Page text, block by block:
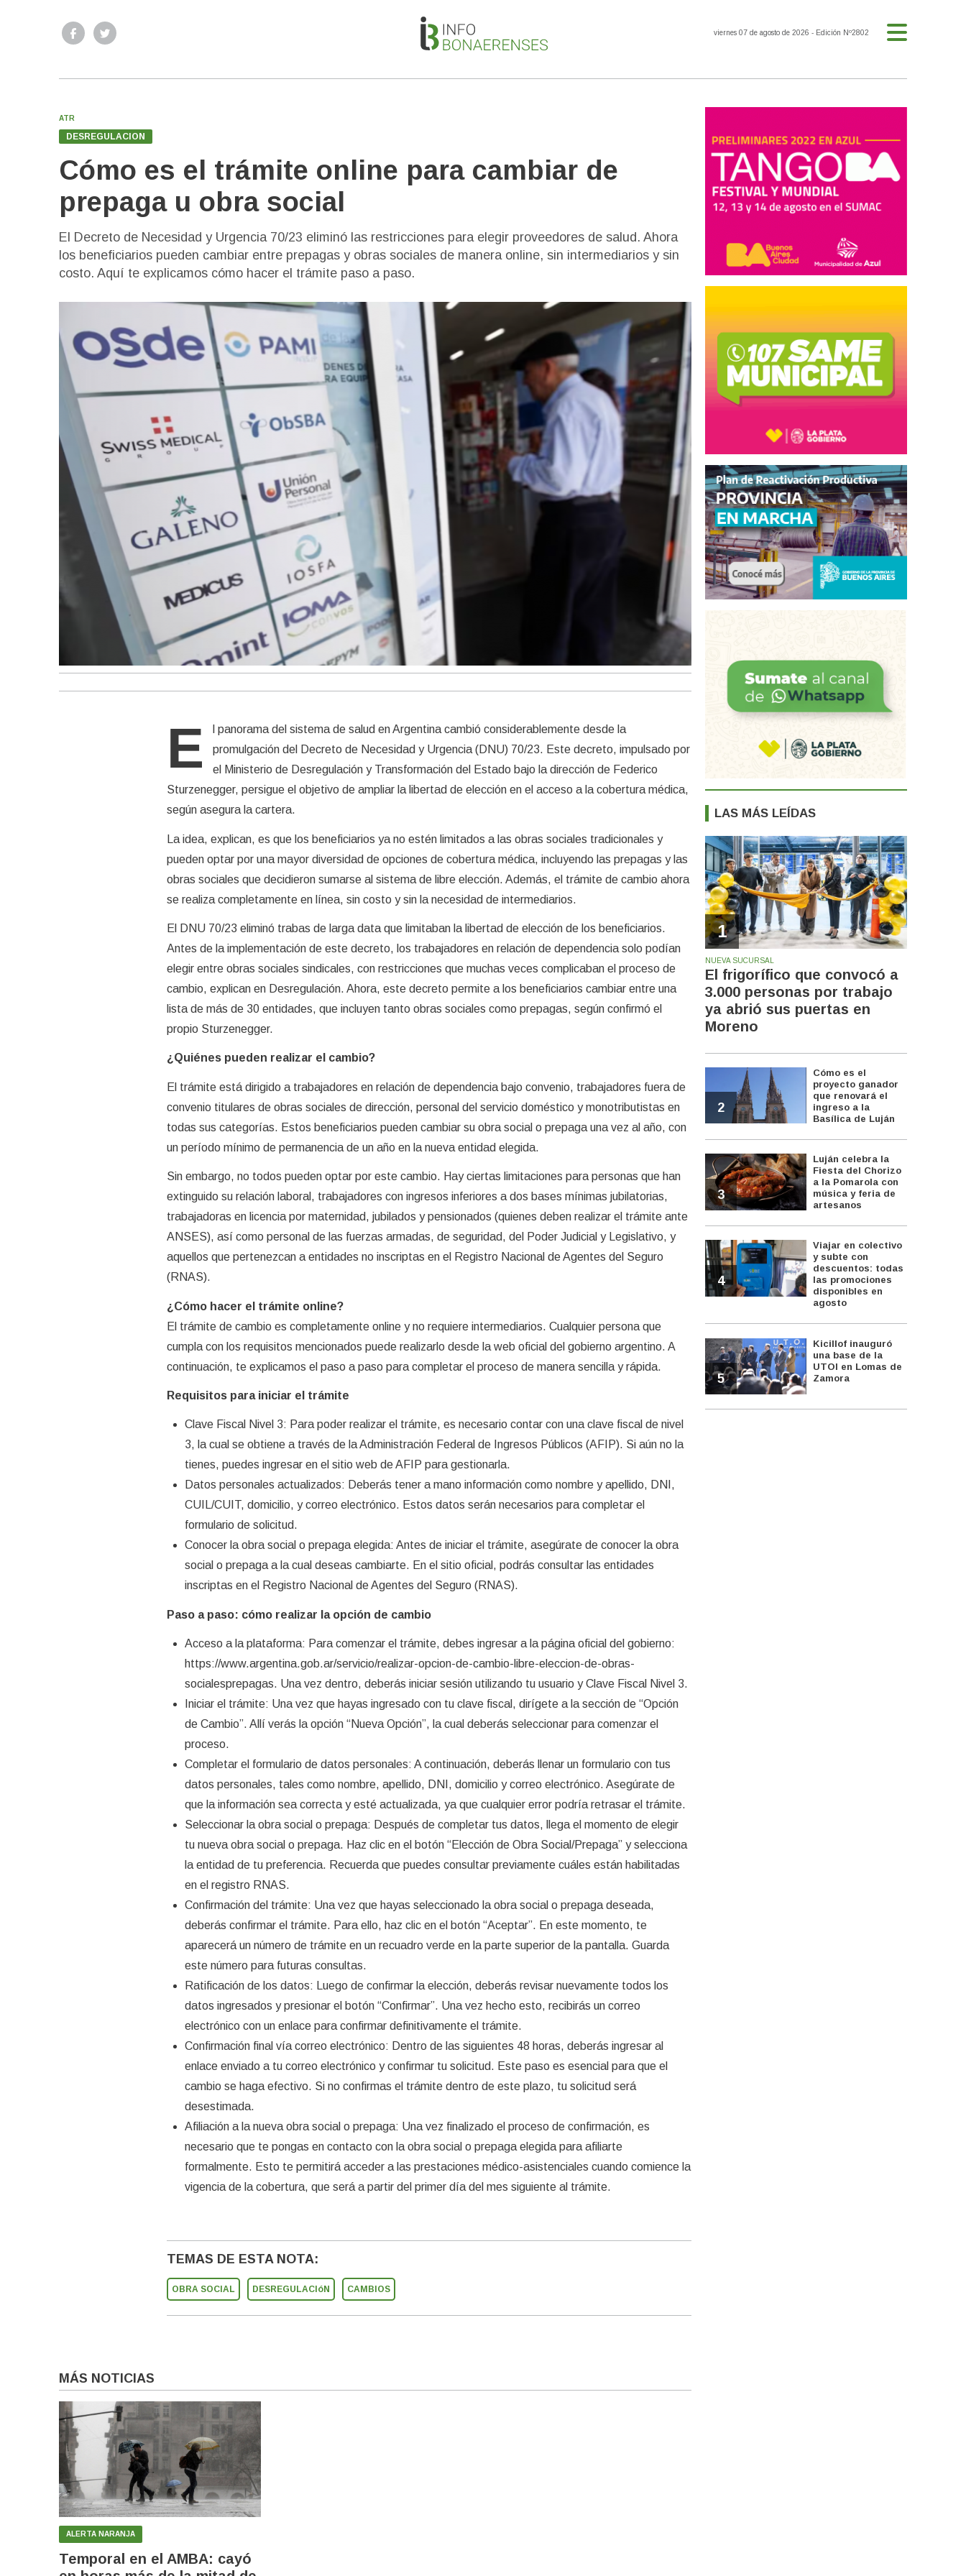
viernes 07 de agosto de 2026 - Edición Nº2802
ATR
DESREGULACION
Cómo es el trámite online para cambiar de
prepaga u obra social
El Decreto de Necesidad y Urgencia 70/23 eliminó las restricciones para elegir proveedores de salud. Ahora
los beneficiarios pueden cambiar entre prepagas y obras sociales de manera online, sin intermediarios y sin
costo. Aquí te explicamos cómo hacer el trámite paso a paso.
E
l panorama del sistema de salud en Argentina cambió considerablemente desde la
promulgación del Decreto de Necesidad y Urgencia (DNU) 70/23. Este decreto, impulsado por
el Ministerio de Desregulación y Transformación del Estado bajo la dirección de Federico
Sturzenegger, persigue el objetivo de ampliar la libertad de elección en el acceso a la cobertura médica,
según asegura la cartera.
La idea, explican, es que los beneficiarios ya no estén limitados a las obras sociales tradicionales y
pueden optar por una mayor diversidad de opciones de cobertura médica, incluyendo las prepagas y las
obras sociales que decidieron sumarse al sistema de libre elección. Además, el trámite de cambio ahora
se realiza completamente en línea, sin costo y sin la necesidad de intermediarios.
El DNU 70/23 eliminó trabas de larga data que limitaban la libertad de elección de los beneficiarios.
Antes de la implementación de este decreto, los trabajadores en relación de dependencia solo podían
elegir entre obras sociales sindicales, con restricciones que muchas veces complicaban el proceso de
cambio, explican en Desregulación. Ahora, este decreto permite a los beneficiarios cambiar entre una
lista de más de 30 entidades, que incluyen tanto obras sociales como prepagas, según confirmó el
propio Sturzenegger.
¿Quiénes pueden realizar el cambio?
El trámite está dirigido a trabajadores en relación de dependencia bajo convenio, trabajadores fuera de
convenio titulares de obras sociales de dirección, personal del servicio doméstico y monotributistas en
todas sus categorías. Estos beneficiarios pueden cambiar su obra social o prepaga una vez al año, con
un período mínimo de permanencia de un año en la nueva entidad elegida.
Sin embargo, no todos pueden optar por este cambio. Hay ciertas limitaciones para personas que han
extinguido su relación laboral, trabajadores con ingresos inferiores a dos bases mínimas jubilatorias,
trabajadoras en licencia por maternidad, jubilados y pensionados (quienes deben realizar el trámite ante
ANSES), así como personal de las fuerzas armadas, de seguridad, del Poder Judicial y Legislativo, y
aquellos que pertenezcan a entidades no inscriptas en el Registro Nacional de Agentes del Seguro
(RNAS).
¿Cómo hacer el trámite online?
El trámite de cambio es completamente online y no requiere intermediarios. Cualquier persona que
cumpla con los requisitos mencionados puede realizarlo desde la web oficial del gobierno argentino. A
continuación, te explicamos el paso a paso para completar el proceso de manera sencilla y rápida.
Requisitos para iniciar el trámite
Clave Fiscal Nivel 3: Para poder realizar el trámite, es necesario contar con una clave fiscal de nivel
3, la cual se obtiene a través de la Administración Federal de Ingresos Públicos (AFIP). Si aún no la
tienes, puedes ingresar en el sitio web de AFIP para gestionarla.
Datos personales actualizados: Deberás tener a mano información como nombre y apellido, DNI,
CUIL/CUIT, domicilio, y correo electrónico. Estos datos serán necesarios para completar el
formulario de solicitud.
Conocer la obra social o prepaga elegida: Antes de iniciar el trámite, asegúrate de conocer la obra
social o prepaga a la cual deseas cambiarte. En el sitio oficial, podrás consultar las entidades
inscriptas en el Registro Nacional de Agentes del Seguro (RNAS).
Paso a paso: cómo realizar la opción de cambio
Acceso a la plataforma: Para comenzar el trámite, debes ingresar a la página oficial del gobierno:
https://www.argentina.gob.ar/servicio/realizar-opcion-de-cambio-libre-eleccion-de-obras-
socialesprepagas. Una vez dentro, deberás iniciar sesión utilizando tu usuario y Clave Fiscal Nivel 3.
Iniciar el trámite: Una vez que hayas ingresado con tu clave fiscal, dirígete a la sección de “Opción
de Cambio”. Allí verás la opción “Nueva Opción”, la cual deberás seleccionar para comenzar el
proceso.
Completar el formulario de datos personales: A continuación, deberás llenar un formulario con tus
datos personales, tales como nombre, apellido, DNI, domicilio y correo electrónico. Asegúrate de
que la información sea correcta y esté actualizada, ya que cualquier error podría retrasar el trámite.
Seleccionar la obra social o prepaga: Después de completar tus datos, llega el momento de elegir
tu nueva obra social o prepaga. Haz clic en el botón “Elección de Obra Social/Prepaga” y selecciona
la entidad de tu preferencia. Recuerda que puedes consultar previamente cuáles están habilitadas
en el registro RNAS.
Confirmación del trámite: Una vez que hayas seleccionado la obra social o prepaga deseada,
deberás confirmar el trámite. Para ello, haz clic en el botón “Aceptar”. En este momento, te
aparecerá un número de trámite en un recuadro verde en la parte superior de la pantalla. Guarda
este número para futuras consultas.
Ratificación de los datos: Luego de confirmar la elección, deberás revisar nuevamente todos los
datos ingresados y presionar el botón “Confirmar”. Una vez hecho esto, recibirás un correo
electrónico con un enlace para confirmar definitivamente el trámite.
Confirmación final vía correo electrónico: Dentro de las siguientes 48 horas, deberás ingresar al
enlace enviado a tu correo electrónico y confirmar tu solicitud. Este paso es esencial para que el
cambio se haga efectivo. Si no confirmas el trámite dentro de este plazo, tu solicitud será
desestimada.
Afiliación a la nueva obra social o prepaga: Una vez finalizado el proceso de confirmación, es
necesario que te pongas en contacto con la obra social o prepaga elegida para afiliarte
formalmente. Esto te permitirá acceder a las prestaciones médico-asistenciales cuando comience la
vigencia de la cobertura, que será a partir del primer día del mes siguiente al trámite.
TEMAS DE ESTA NOTA:
OBRA SOCIAL DESREGULACIóN CAMBIOS
MÁS NOTICIAS
ALERTA NARANJA
Temporal en el AMBA: cayó
LAS MÁS LEÍDAS
1
NUEVA SUCURSAL
El frigorífico que convocó a
3.000 personas por trabajo
ya abrió sus puertas en
Moreno
2
Cómo es el
proyecto ganador
que renovará el
ingreso a la
Basílica de Luján
3
Luján celebra la
Fiesta del Chorizo
a la Pomarola con
música y feria de
artesanos
4
Viajar en colectivo
y subte con
descuentos: todas
las promociones
disponibles en
agosto
5
Kicillof inauguró
una base de la
UTOI en Lomas de
Zamora